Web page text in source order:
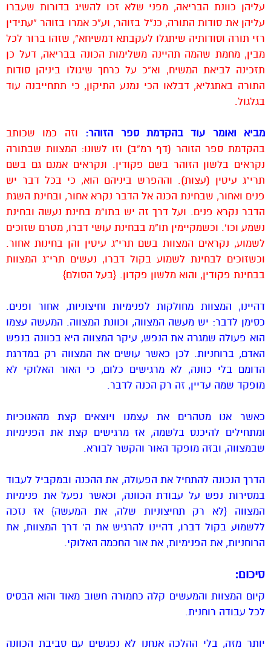
עליהן כוונת הבריאה, מפני שלא זכו להשיג בדורות שעברו
עליהן את סודות התורה, כנ”ל בזוהר, וע”כ אמרו בזוהר “עתידין
רזי תורה וסודותיה שיתגלו לעקבתא דמשיחא”, שזהו ברור לכל
מבין, מחמת שהמה תהיינה משלימות הכונה בבריאה, דעל כן
תזכינה לביאת המשיח, וא”כ על כרחך שיגולו ביניהן סודות
התורה באתגליא, דבלאו הכי נמנע התיקון, כי תתחייבנה עוד
בגלגול.
מביא ואומר עוד בהקדמת ספר הזוהר: וזה כמו שכותב
בהקדמת ספר הזוהר (דף רמ”ב) וזו לשונו: המצוות שבתורה
נקראים בלשון הזוהר בשם פקודין. ונקראים אמנם גם בשם
תרי”ג עיטין (עצות). וההפרש ביניהם הוא, כי בכל דבר יש
פנים ואחור, שבחינת הכנה אל הדבר נקרא אחור, ובחינת השגת
הדבר נקרא פנים. ועל דרך זה יש בתו”מ בחינת נעשה ובחינת
נשמע וכו’. וכשמקיימין תו”מ בבחינת עושי דברו, מטרם שזוכים
לשמוע, נקראים המצוות בשם תרי”ג עיטין והן בחינות אחור.
וכשזוכים לבחינת לשמוע בקול דברו, נעשים תרי”ג המצוות
בבחינת פקודין, והוא מלשון פקדון. {בעל הסולם}
דהיינו, המצוות מחולקות לפנימיות וחיצוניות, אחור ופנים.
כסימן לדבר: יש מעשה המצווה, וכוונת המצווה. המעשה עצמו
הוא פעולה שמגרה את הנפש, עיקר המצווה היא בכוונה בנפש
האדם, ברוחניות. לכן כאשר עושים את המצווה רק במדרגת
הדומם בלי כוונה, לא מרגישים כלום, כי האור האלוקי לא
מופקד שמה עדיין, זה רק הכנה לדבר.
כאשר אנו מטהרים את עצמנו ויוצאים קצת מהאנוכיות
ומתחילים להיכנס בלשמה, אז מרגישים קצת את הפנימיות
שבמצווה, ובזה מופקד האור והקשר לבורא.
הדרך הנכונה להתחיל את הפעולה, את ההכנה ובמקביל לעבוד
במסירות נפש על עבודת הכוונה, וכאשר נפעל את פנימיות
המצווה {לא רק תחיצוניות שלה, את המעשה} אז נזכה
ללשמוע בקול דברו, דהיינו להרגיש את ה’ דרך המצוות, את
הרוחניות, את הפנימיות, את אור החכמה האלוקי.
סיכום:
קיום המצוות והמעשים קלה כחמורה חשוב מאוד והוא הבסיס
לכל עבודה רוחנית.
יותר מזה, בלי ההלכה אנחנו לא נפגשים עם סביבת הכוונה